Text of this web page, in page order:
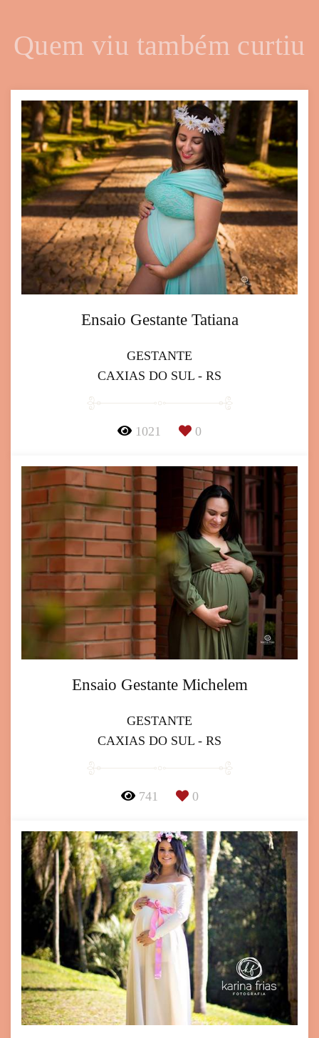
Quem viu também curtiu
Ensaio Gestante Tatiana
GESTANTE
CAXIAS DO SUL - RS
1021 0
Ensaio Gestante Michelem
GESTANTE
CAXIAS DO SUL - RS
741 0